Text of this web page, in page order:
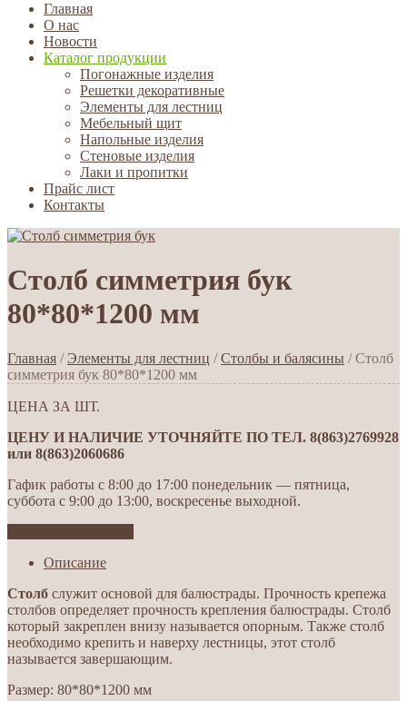
Главная
О нас
Новости
Каталог продукции
Погонажные изделия
Решетки декоративные
Элементы для лестниц
Мебельный щит
Напольные изделия
Стеновые изделия
Лаки и пропитки
Прайс лист
Контакты
Столб симметрия бук
80*80*1200 мм
Главная / Элементы для лестниц /Столбы и балясины / Столб
симметрия бук 80*80*1200 мм
ЦЕНА ЗА ШТ.
ЦЕНУ И НАЛИЧИЕ УТОЧНЯЙТЕ ПО ТЕЛ. 8(863)2769928
или 8(863)2060686
Гафик работы с 8:00 до 17:00 понедельник — пятница,
суббота с 9:00 до 13:00, воскресенье выходной.
Описание
Столб служит основой для балюстрады. Прочность крепежа
столбов определяет прочность крепления балюстрады. Столб
который закреплен внизу называется опорным. Также столб
необходимо крепить и наверху лестницы, этот столб
называется завершающим.
Размер: 80*80*1200 мм